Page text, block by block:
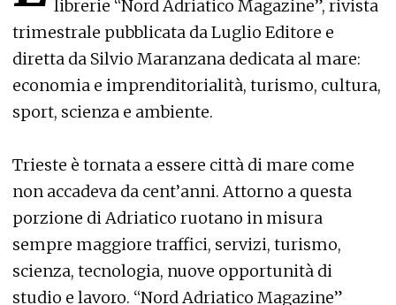
librerie “Nord Adriatico Magazine”, rivista
trimestrale pubblicata da Luglio Editore e
diretta da Silvio Maranzana dedicata al mare:
economia e imprenditorialità, turismo, cultura,
sport, scienza e ambiente.
Trieste è tornata a essere città di mare come
non accadeva da cent’anni. Attorno a questa
porzione di Adriatico ruotano in misura
sempre maggiore traffici, servizi, turismo,
scienza, tecnologia, nuove opportunità di
studio e lavoro. “Nord Adriatico Magazine”